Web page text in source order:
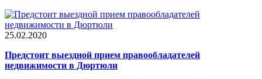
25.02.2020
Предстоит выездной прием правообладателей
недвижимости в Дюртюли